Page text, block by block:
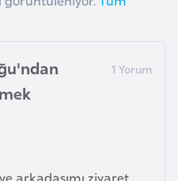
arkadaşımı ziyaret